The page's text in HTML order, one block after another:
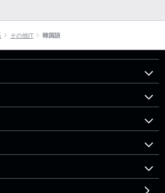
その他IT 韓国語